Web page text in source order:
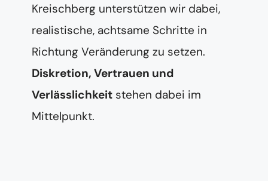
Kreischberg unterstützen wir dabei,
realistische, achtsame Schritte in
Richtung Veränderung zu setzen.
Diskretion, Vertrauen und
Verlässlichkeit stehen dabei im
Mittelpunkt.